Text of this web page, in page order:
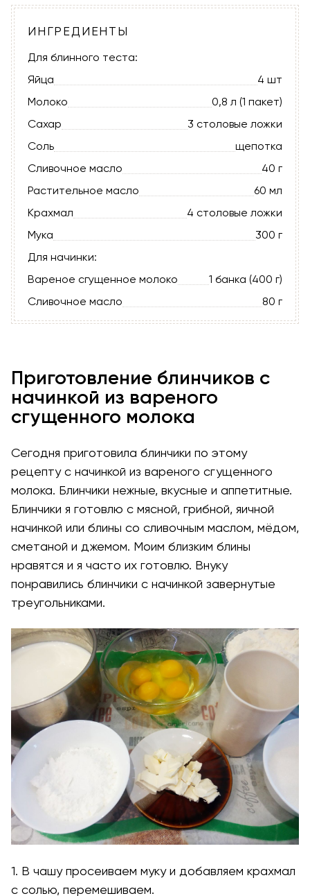
ИНГРЕДИЕНТЫ
Для блинного теста:
Яйца
4 шт
Молоко
0,8 л (1 пакет)
Сахар
3 столовые ложки
Соль
щепотка
Сливочное масло
40 г
Растительное масло
60 мл
Крахмал
4 столовые ложки
Мука
300 г
Для начинки:
Вареное сгущенное молоко
1 банка (400 г)
Сливочное масло
80 г
Приготовление блинчиков с
начинкой из вареного
сгущенного молока
Сегодня приготовила блинчики по этому
рецепту с начинкой из вареного сгущенного
молока. Блинчики нежные, вкусные и аппетитные.
Блинчики я готовлю с мясной, грибной, яичной
начинкой или блины со сливочным маслом, мёдом,
сметаной и джемом. Моим близким блины
нравятся и я часто их готовлю. Внуку
понравились блинчики с начинкой завернутые
треугольниками.
1. В чашу просеиваем муку и добавляем крахмал
с солью, перемешиваем.